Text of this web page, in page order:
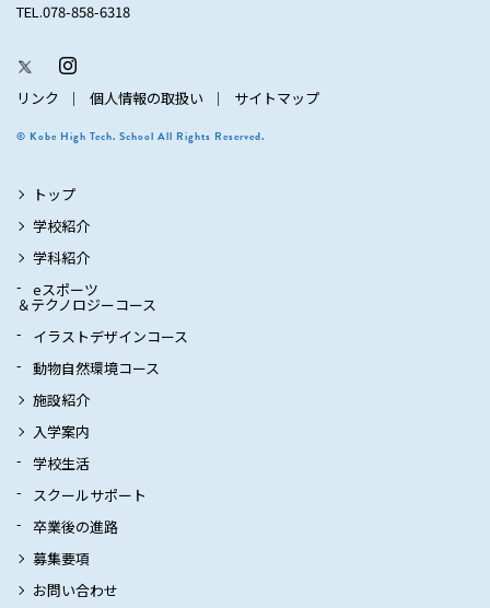
TEL.078-858-6318
リンク 個人情報の取扱い サイトマップ
© Kobe High Tech. School All Rights Reserved.
トップ
学校紹介
学科紹介
eスポーツ
＆テクノロジーコース
イラストデザインコース
動物自然環境コース
施設紹介
入学案内
学校生活
スクールサポート
卒業後の進路
募集要項
お問い合わせ